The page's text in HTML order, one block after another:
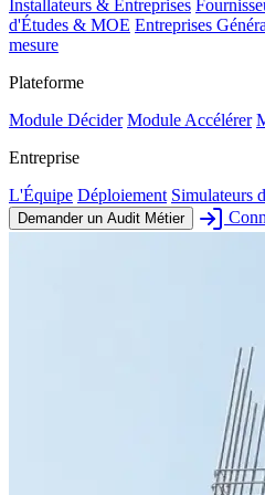
Installateurs & Entreprises
d'Études & MOE Entreprises
mesure
Plateforme
Module Décider Module Accélérer
Entreprise
L'Équipe Déploiement Simulateurs
Demander un Audit Métier